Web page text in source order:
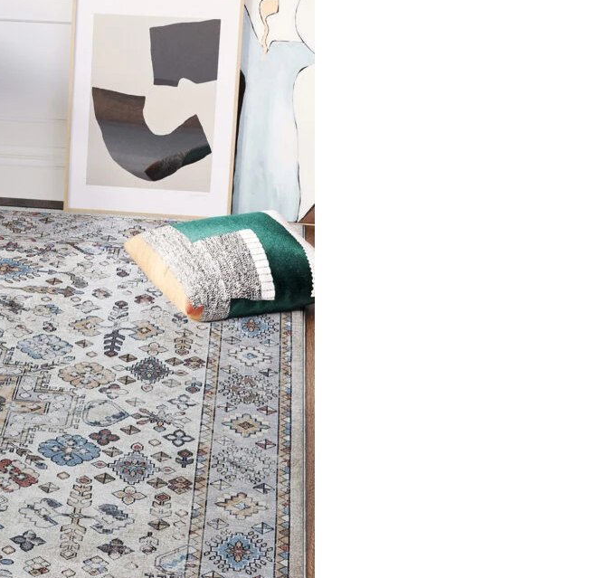
des fonctionnalités de réseaux sociaux et analyser notre trafic.
avec nos partenaires sociaux, publicitaires et analytiques. Ces
leur avez fournies ou qu'ils ont collectées lors de votre
le site ne fonctionnera pas comme prévu sans eux. Ces cookies
qui modifient l'apparence ou le fonctionnement du site,
les visiteurs interagissent avec les sites en collectant et en